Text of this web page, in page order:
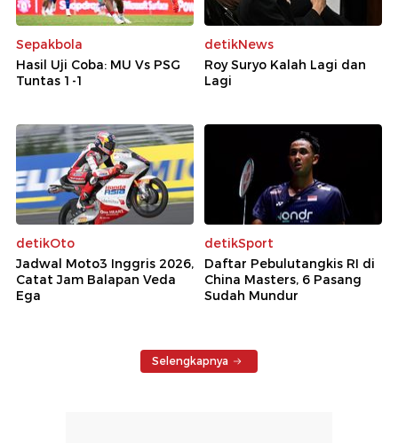
Sepakbola
Hasil Uji Coba: MU Vs PSG
Tuntas 1-1
detikNews
Roy Suryo Kalah Lagi dan
Lagi
detikOto
Jadwal Moto3 Inggris 2026,
Catat Jam Balapan Veda
Ega
detikSport
Daftar Pebulutangkis RI di
China Masters, 6 Pasang
Sudah Mundur
Selengkapnya